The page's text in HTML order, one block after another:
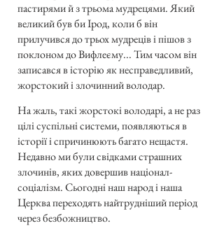
пастирями й з трьома мудрецями. Який
великий був би Ірод, коли б він
прилучився до трьох мудреців і пішов з
поклоном до Вифлеєму... Тим часом він
записався в історію як несправедливий,
жорстокий і злочинний володар.
На жаль, такі жорстокі володарі, а не раз
цілі суспільні системи, появляються в
історії і спричинюють багато нещастя.
Недавно ми були свідками страшних
злочинів, яких довершив націонал-
соціалізм. Сьогодні наш народ і наша
Церква переходять найтрудніший період
через безбожництво.